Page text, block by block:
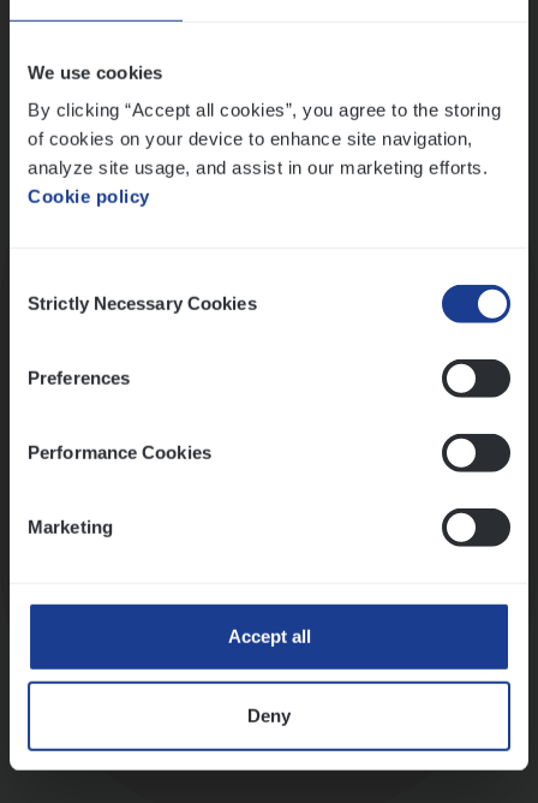
We use cookies
By clicking “Accept all cookies”, you agree to the storing
of cookies on your device to enhance site navigation,
analyze site usage, and assist in our marketing efforts.
Cookie policy
Selection
Strictly Necessary Cookies
Preferences
Performance Cookies
Marketing
Accept all
Deny